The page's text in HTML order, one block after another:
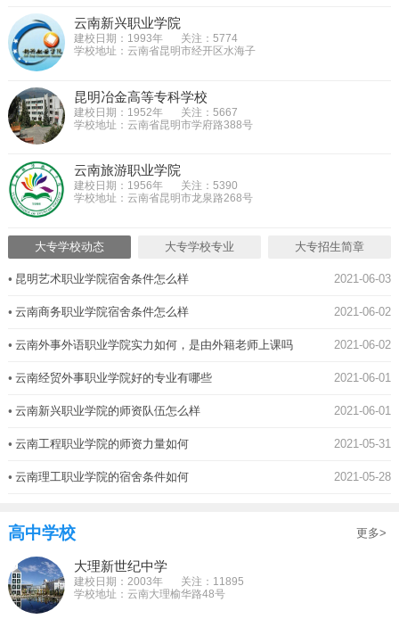
云南新兴职业学院
建校日期：1993年
关注：5774
学校地址：云南省昆明市经开区水海子
昆明冶金高等专科学校
建校日期：1952年
关注：5667
学校地址：云南省昆明市学府路388号
云南旅游职业学院
建校日期：1956年
关注：5390
学校地址：云南省昆明市龙泉路268号
大专学校动态 大专学校专业 大专招生简章
• 昆明艺术职业学院宿舍条件怎么样 2021-06-03
• 云南商务职业学院宿舍条件怎么样 2021-06-02
• 云南外事外语职业学院实力如何，是由外籍老师上课吗 2021-06-02
• 云南经贸外事职业学院好的专业有哪些 2021-06-01
• 云南新兴职业学院的师资队伍怎么样 2021-06-01
• 云南工程职业学院的师资力量如何 2021-05-31
• 云南理工职业学院的宿舍条件如何 2021-05-28
高中学校 更多>
大理新世纪中学
建校日期：2003年
关注：11895
学校地址：云南大理榆华路48号